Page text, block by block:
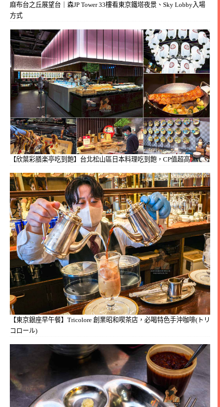
麻布台之丘展望台｜森JP Tower 33樓看東京鐵塔夜景、Sky Lobby入場
方式
【欣葉彩膳楽亭吃到飽】台北松山區日本料理吃到飽，CP值超高
【東京銀座早午餐】Tricolore 創業昭和喫茶店，必喝特色手沖咖啡(トリ
コロール)